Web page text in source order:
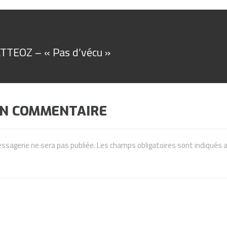
– « Pas d’vécu »
COMMENTAIRE
ne sera pas publiée. Les champs obligatoires sont indiqués